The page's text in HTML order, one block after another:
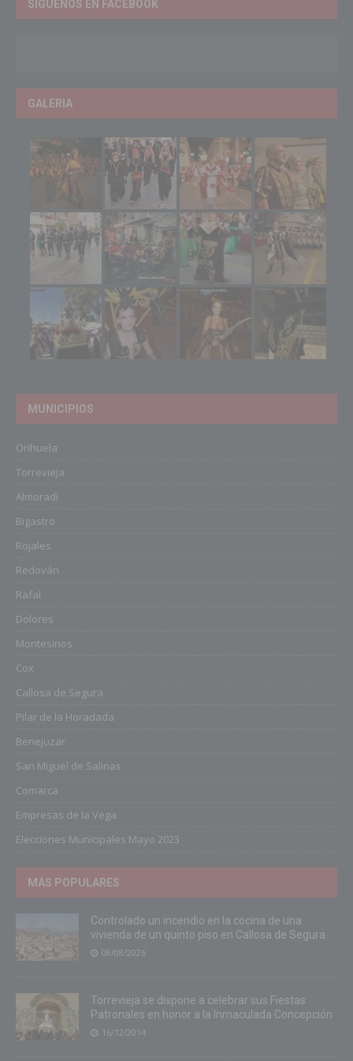
SÍGUENOS EN FACEBOOK
GALERIA
MUNICIPIOS
Orihuela
Torrevieja
Almoradí
Bigastro
Rojales
Redován
Rafal
Dolores
Montesinos
Cox
Callosa de Segura
Pilar de la Horadada
Benejuzar
San Miguel de Salinas
Comarca
Empresas de la Vega
Elecciones Municipales Mayo 2023
MÁS POPULARES
Controlado un incendio en la cocina de una
vivienda de un quinto piso en Callosa de Segura
08/08/2026
Torrevieja se dispone a celebrar sus Fiestas
Patronales en honor a la Inmaculada Concepción
16/12/2014